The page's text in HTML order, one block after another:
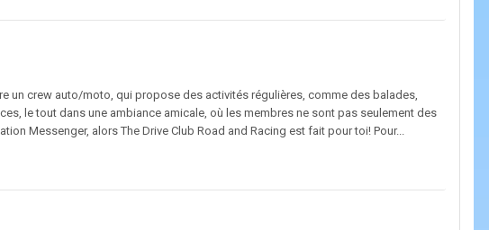
un crew auto/moto, qui propose des activités régulières, comme des balades,
le tout dans une ambiance amicale, où les membres ne sont pas seulement des
Messenger, alors The Drive Club Road and Racing est fait pour toi! Pour...